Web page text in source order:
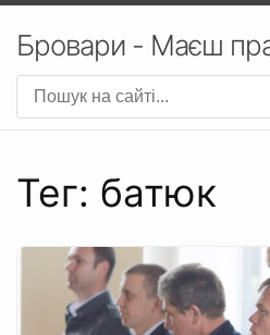
Бровари - Маєш
Тег: батюк